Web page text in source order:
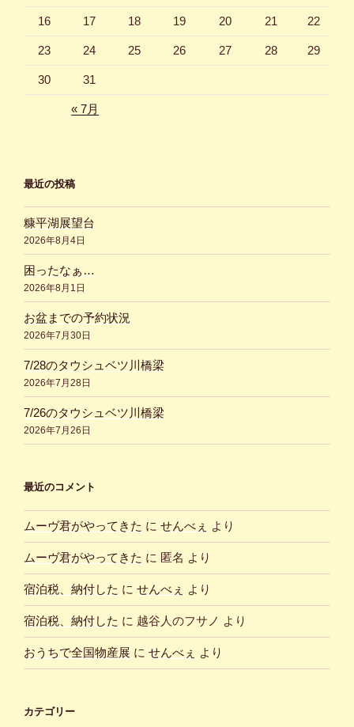
16 17 18 19 20 21 22
23 24 25 26 27 28 29
30 31
« 7月
最近の投稿
糠平湖展望台
2026年8月4日
困ったなぁ…
2026年8月1日
お盆までの予約状況
2026年7月30日
7/28のタウシュベツ川橋梁
2026年7月28日
7/26のタウシュベツ川橋梁
2026年7月26日
最近のコメント
ムーヴ君がやってきた に せんべぇ より
ムーヴ君がやってきた に 匿名 より
宿泊税、納付した に せんべぇ より
宿泊税、納付した に 越谷人のフサノ より
おうちで全国物産展 に せんべぇ より
カテゴリー